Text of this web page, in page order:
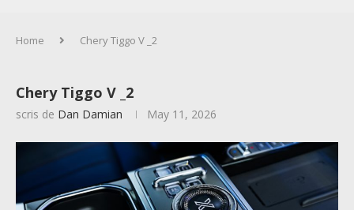
Home Chery Tiggo V _2
Chery Tiggo V _2
scris de Dan Damian May 11, 2026